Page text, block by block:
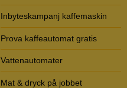
Inbyteskampanj kaffemaskin
Prova kaffeautomat gratis
Vattenautomater
Mat & dryck på jobbet